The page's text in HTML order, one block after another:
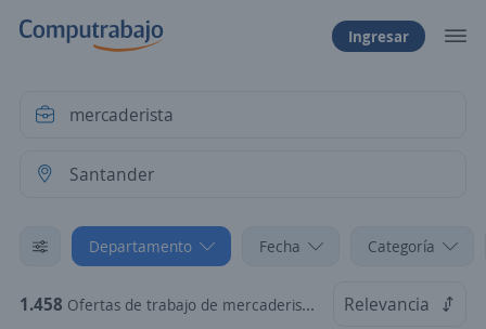
Ingresar
Departamento Fecha Categoría
1.458 Ofertas de trabajo de mercaderista en Santander Relevancia